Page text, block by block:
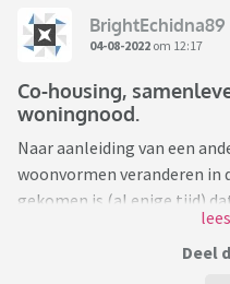
BrightEchidna89
04-08-2022 om 12:17
Co-housing,
woningnood.
Naar aanleiding van een
woonvormen veranderen in
gekomen is (al enige tijd)
een woning kunt verwerven
hoe denk je dat de
Deel